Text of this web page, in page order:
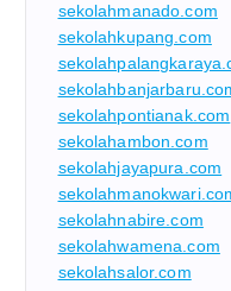
sekolahmanado.com
sekolahkupang.com
sekolahpontianak.com
sekolahambon.com
sekolahjayapura.com
sekolahnabire.com
sekolahwamena.com
sekolahsalor.com